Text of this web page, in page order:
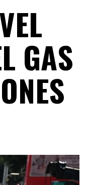
GAS